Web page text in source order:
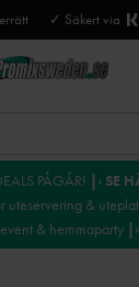
✓ Säkert via
PÅGÅR! |› SE
uteservering &
& hemmaparty